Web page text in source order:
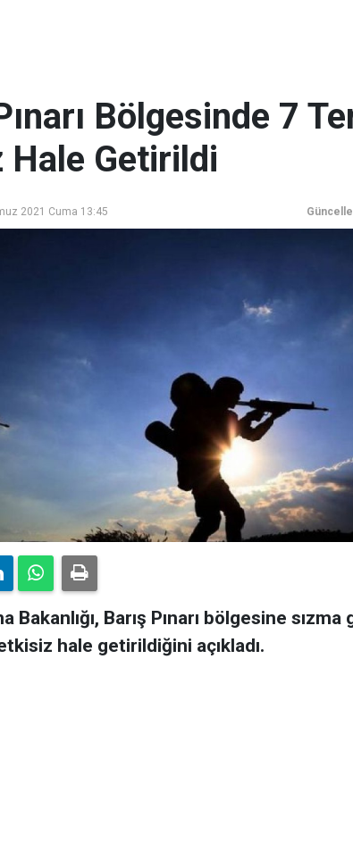
Bölgesinde 7
Hale Getirildi
2021 Cuma 13:45
Bakanlığı, Barış Pınarı bölgesine
hale getirildiğini açıkladı.